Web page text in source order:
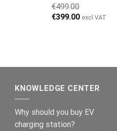
€499.00
Ursprünglicher
€399.00Aktueller
excl VAT
KNOWLEDGE CENTER
Why should you buy EV
charging station?